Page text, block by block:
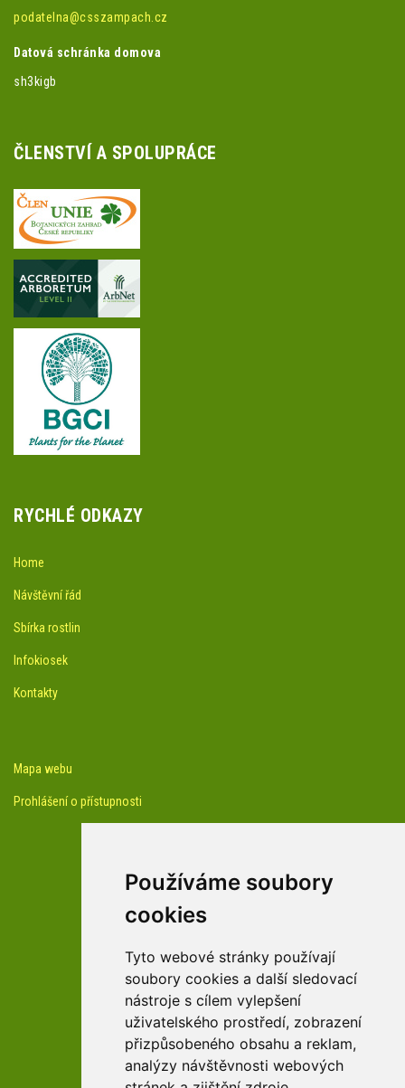
Používáme soubory
cookies
Tyto webové stránky používají
soubory cookies a další sledovací
nástroje s cílem vylepšení
uživatelského prostředí, zobrazení
přizpůsobeného obsahu a reklam,
analýzy návštěvnosti webových
podatelna@csszampach.cz
Datová schránka domova
sh3kigb
ČLENSTVÍ A SPOLUPRÁCE
RYCHLÉ ODKAZY
Home
Návštěvní řád
Sbírka rostlin
Infokiosek
Kontakty
Mapa webu
Prohlášení o přístupnosti
Youtube kanál arboreta